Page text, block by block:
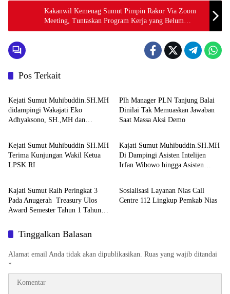
Kakanwil Kemenag Sumut Pimpin Rakor Via Zoom
Meeting, Tuntaskan Program Kerja yang Belum
Terselesaikan
Pos Terkait
Berita
Kejati Sumut Muhibuddin.SH.MH
didampingi Wakajati Eko
Adhyaksono, SH.,MH dan
Kejari Medan
Plh Manager PLN Tanjung Balai
Dinilai Tak Memuaskan Jawaban
Saat Massa Aksi Demo
Berita
Kejati Sumut Muhibuddin SH.MH
Terima Kunjungan Wakil Ketua
LPSK RI
Berita
Kajati Sumut Muhibuddin.SH.MH
Di Dampingi Asisten Intelijen
Irfan Wibowo hingga Asisten
Berita
Kajati Sumut Raih Peringkat 3
Pada Anugerah Treasury Ulos
Award Semester Tahun 1 Tahun
Berita
Sosialisasi Layanan Nias Call
Centre 112 Lingkup Pemkab Nias
Tinggalkan Balasan
Alamat email Anda tidak akan dipublikasikan. Ruas yang wajib ditandai
*